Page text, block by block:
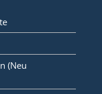
(Neu